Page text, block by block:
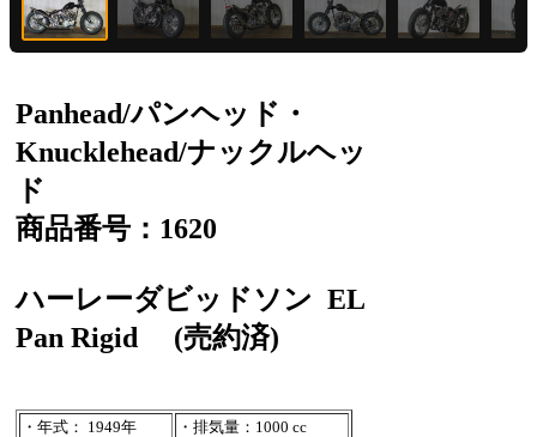
Panhead/パンヘッド・
Knucklehead/ナックルヘッ
ド
商品番号：1620
ハーレーダビッドソン EL
Pan Rigid
(売約済)
・年式： 1949年
・排気量：1000 cc